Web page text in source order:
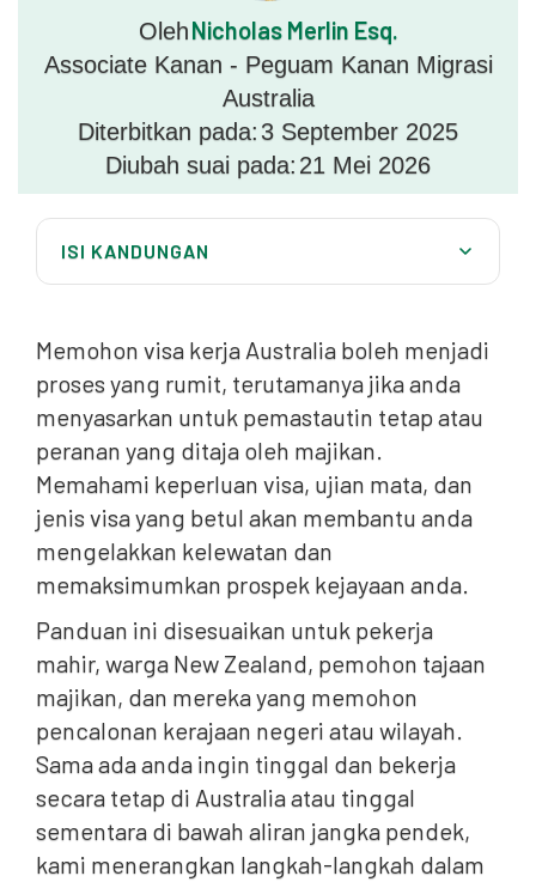
OlehNicholas Merlin Esq.
Associate Kanan - Peguam Kanan Migrasi
Australia
Diterbitkan pada: 3 September 2025
Diubah suai pada: 21 Mei 2026
ISI KANDUNGAN
Memohon visa kerja Australia boleh menjadi
proses yang rumit, terutamanya jika anda
menyasarkan untuk pemastautin tetap atau
peranan yang ditaja oleh majikan.
Memahami keperluan visa, ujian mata, dan
jenis visa yang betul akan membantu anda
mengelakkan kelewatan dan
memaksimumkan prospek kejayaan anda.
Panduan ini disesuaikan untuk pekerja
mahir, warga New Zealand, pemohon tajaan
majikan, dan mereka yang memohon
pencalonan kerajaan negeri atau wilayah.
Sama ada anda ingin tinggal dan bekerja
secara tetap di Australia atau tinggal
sementara di bawah aliran jangka pendek,
kami menerangkan langkah-langkah dalam